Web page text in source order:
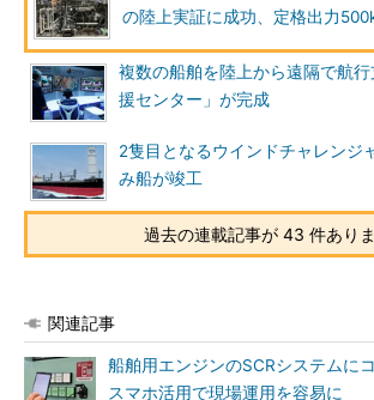
の陸上実証に成功、定格出力
複数の船舶を陸上から遠隔で航
援センター」が完成
2隻目となるウインドチャレンジ
み船が竣工
過去の連載記事が 43 件あり
関連記事
船舶用エンジンのSCRシステムに
スマホ活用で現場運用を容易に